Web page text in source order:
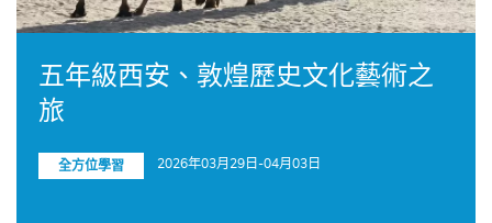
五年級西安、敦煌歷史文化藝術之
旅
全方位學習 2026年03月29日-04月03日